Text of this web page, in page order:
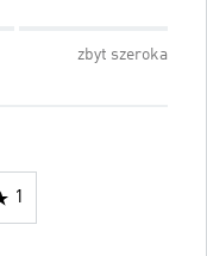
zbyt szeroka
1